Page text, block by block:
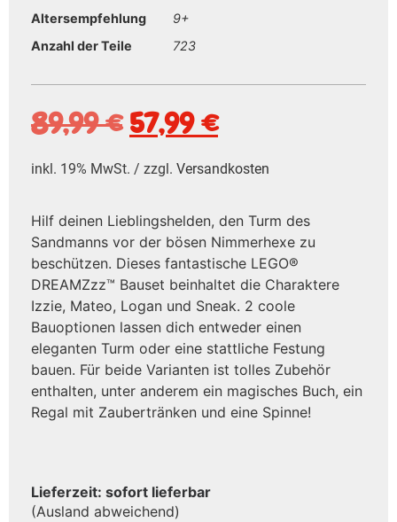
Altersempfehlung
9+
Anzahl der Teile
723
89,99€ 57,99€
inkl. 19% MwSt. / zzgl. Versandkosten
Hilf deinen Lieblingshelden, den Turm des
Sandmanns vor der bösen Nimmerhexe zu
beschützen. Dieses fantastische LEGO®
DREAMZzz™ Bauset beinhaltet die Charaktere
Izzie, Mateo, Logan und Sneak. 2 coole
Bauoptionen lassen dich entweder einen
eleganten Turm oder eine stattliche Festung
bauen. Für beide Varianten ist tolles Zubehör
enthalten, unter anderem ein magisches Buch, ein
Regal mit Zaubertränken und eine Spinne!
Lieferzeit: sofort lieferbar
(Ausland abweichend)